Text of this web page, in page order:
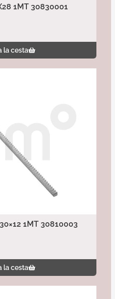
1MT 30830001
la cesta
1MT 30810003
la cesta